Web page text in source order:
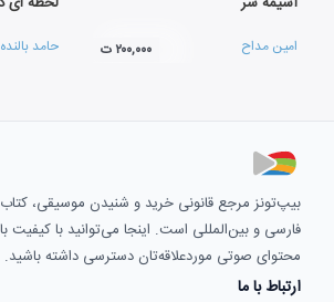
امین مداح ۲۰۰,۰۰۰ ت حامد بالنده
بیپ‌تونز مرجع قانونی خرید و شنیدن موسیقی،
فارسی و بین‌المللی است. اینجا می‌توانید با کیفیت
محتوای صوتی موردعلاقه‌تان دسترسی داشته باشید.
ارتباط با ما